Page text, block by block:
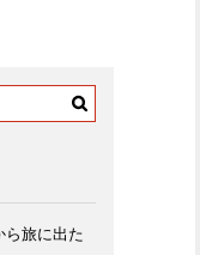
ら旅に出た